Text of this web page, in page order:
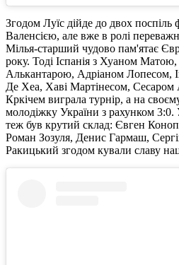
Згодом Луїс дійде до двох поспіль
Валенсією, але вже в ролі
Мілья-старший чудово пам'ятає
року. Тоді Іспанія з Хуаном
Алькантарою, Адріаном Лопесом,
Де Хеа, Хаві Мартінесом, Сесаром
Кркічем виграла турнір, а на
молодіжку України з рахунком
теж був крутий склад: Євген
Роман Зозуля, Денис Гармаш,
Ракицький згодом кували славу